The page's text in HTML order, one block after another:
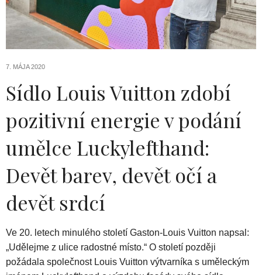
7. MÁJA 2020
Sídlo Louis Vuitton zdobí
pozitivní energie v podání
umělce Luckylefthand:
Devět barev, devět očí a
devět srdcí
Ve 20. letech minulého století Gaston-Louis Vuitton napsal:
„Udělejme z ulice radostné místo.“ O století později
požádala společnost Louis Vuitton výtvarníka s uměleckým